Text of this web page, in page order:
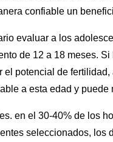
confiable un
evaluar a los
de 12 a 18 meses.
potencial de
a esta edad y puede
en el 30-40% de los
seleccionados, los